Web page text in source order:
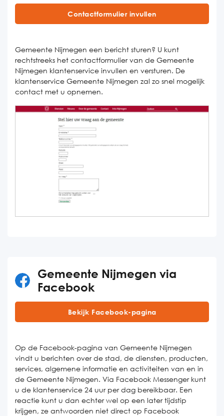
Contactformulier invullen
Gemeente Nijmegen een bericht sturen? U kunt
rechtstreeks het contactformulier van de Gemeente
Nijmegen klantenservice invullen en versturen. De
klantenservice Gemeente Nijmegen zal zo snel mogelijk
contact met u opnemen.
Gemeente Nijmegen via
Facebook
Bekijk Facebook-pagina
Op de Facebook-pagina van Gemeente Nijmegen
vindt u berichten over de stad, de diensten, producten,
services, algemene informatie en activiteiten van en in
de Gemeente Nijmegen. Via Facebook Messenger kunt
u de klantenservice 24 uur per dag bereikbaar. Een
reactie kunt u dan echter wel op een later tijdstip
krijgen, ze antwoorden niet direct op Facebook